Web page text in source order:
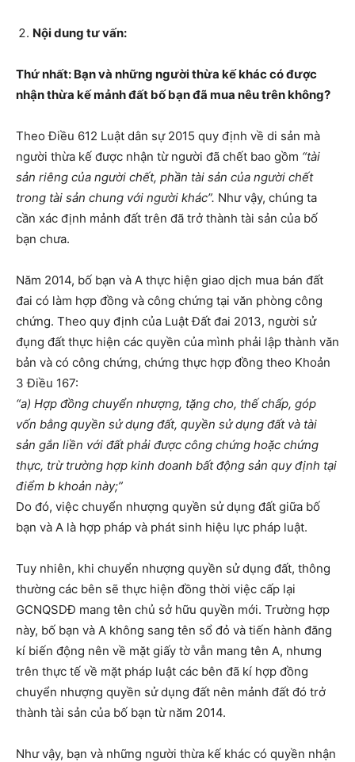
Nội dung tư vấn:
Thứ nhất: Bạn và những người thừa kế khác có được
nhận thừa kế mảnh đất bố bạn đã mua nêu trên không?
Theo Điều 612 Luật dân sự 2015 quy định về di sản mà
người thừa kế được nhận từ người đã chết bao gồm “tài
sản riêng của người chết, phần tài sản của người chết
trong tài sản chung với người khác”. Như vậy, chúng ta
cần xác định mảnh đất trên đã trở thành tài sản của bố
bạn chưa.
Năm 2014, bố bạn và A thực hiện giao dịch mua bán đất
đai có làm hợp đồng và công chứng tại văn phòng công
chứng. Theo quy định của Luật Đất đai 2013, người sử
đụng đất thực hiện các quyền của mình phải lập thành văn
bản và có công chứng, chứng thực hợp đồng theo Khoản
3 Điều 167:
“a) Hợp đồng chuyển nhượng, tặng cho, thế chấp, góp
vốn bằng quyền sử dụng đất, quyền sử dụng đất và tài
sản gắn liền với đất phải được công chứng hoặc chứng
thực, trừ trường hợp kinh doanh bất động sản quy định tại
điểm b khoản này;”
Do đó, việc chuyển nhượng quyền sử dụng đất giữa bố
bạn và A là hợp pháp và phát sinh hiệu lực pháp luật.
Tuy nhiên, khi chuyển nhượng quyền sử dụng đất, thông
thường các bên sẽ thực hiện đồng thời việc cấp lại
GCNQSDĐ mang tên chủ sở hữu quyền mới. Trường hợp
này, bố bạn và A không sang tên sổ đỏ và tiến hành đăng
kí biến động nên về mặt giấy tờ vẫn mang tên A, nhưng
trên thực tế về mặt pháp luật các bên đã kí hợp đồng
chuyển nhượng quyền sử dụng đất nên mảnh đất đó trở
thành tài sản của bố bạn từ năm 2014.
Như vậy, bạn và những người thừa kế khác có quyền nhận